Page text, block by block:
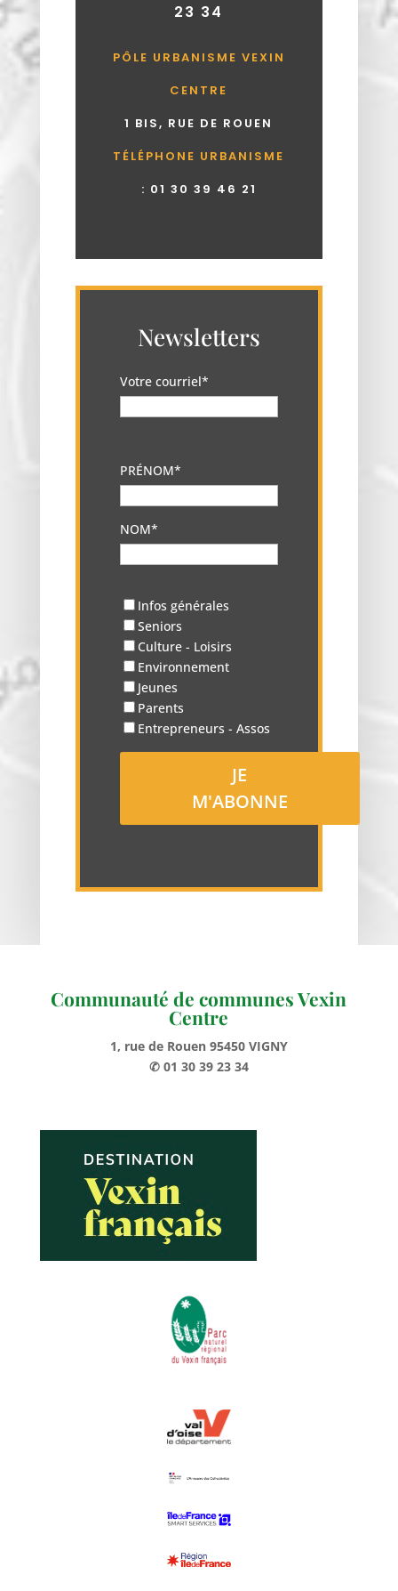
23 34
PÔLE URBANISME VEXIN
CENTRE
1 BIS, RUE DE ROUEN
TÉLÉPHONE URBANISME
: 01 30 39 46 21
Newsletters
Votre courriel*
PRÉNOM*
NOM*
Infos générales
Seniors
Culture - Loisirs
Environnement
Jeunes
Parents
Entrepreneurs - Assos
Communauté de communes Vexin
Centre
1, rue de Rouen 95450 VIGNY
✆ 01 30 39 23 34